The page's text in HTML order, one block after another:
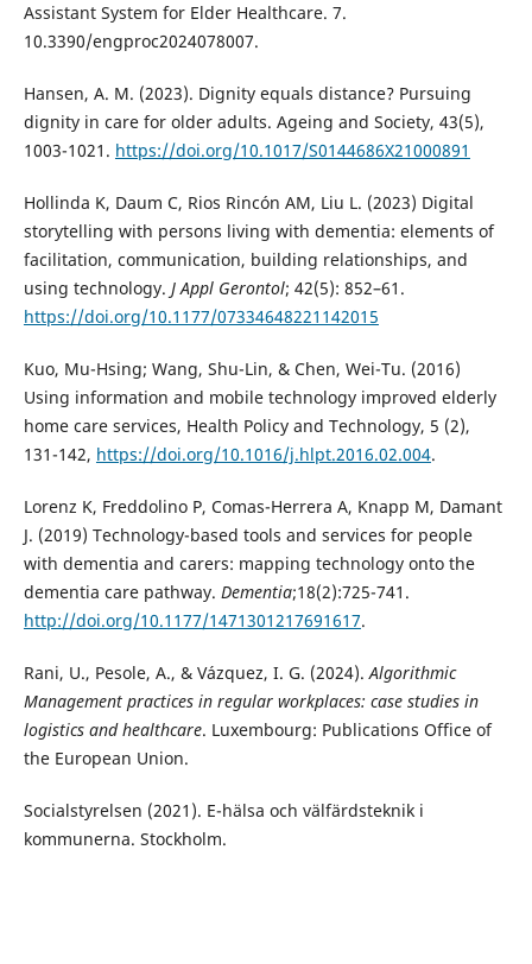
Assistant System for Elder Healthcare. 7.
10.3390/engproc2024078007.
Hansen, A. M. (2023). Dignity equals distance? Pursuing
dignity in care for older adults. Ageing and Society, 43(5),
1003-1021. https://doi.org/10.1017/S0144686X21000891
Hollinda K, Daum C, Rios Rincón AM, Liu L. (2023) Digital
storytelling with persons living with dementia: elements of
facilitation, communication, building relationships, and
using technology. J Appl Gerontol; 42(5): 852–61.
https://doi.org/10.1177/07334648221142015
Kuo, Mu-Hsing; Wang, Shu-Lin, & Chen, Wei-Tu. (2016)
Using information and mobile technology improved elderly
home care services, Health Policy and Technology, 5 (2),
131-142, https://doi.org/10.1016/j.hlpt.2016.02.004.
Lorenz K, Freddolino P, Comas-Herrera A, Knapp M, Damant
J. (2019) Technology-based tools and services for people
with dementia and carers: mapping technology onto the
dementia care pathway. Dementia;18(2):725-741.
http://doi.org/10.1177/1471301217691617.
Rani, U., Pesole, A., & Vázquez, I. G. (2024).Algorithmic
Management practices in regular workplaces: case studies in
logistics and healthcare. Luxembourg: Publications Office of
the European Union.
Socialstyrelsen (2021). E-hälsa och välfärdsteknik i
kommunerna. Stockholm.